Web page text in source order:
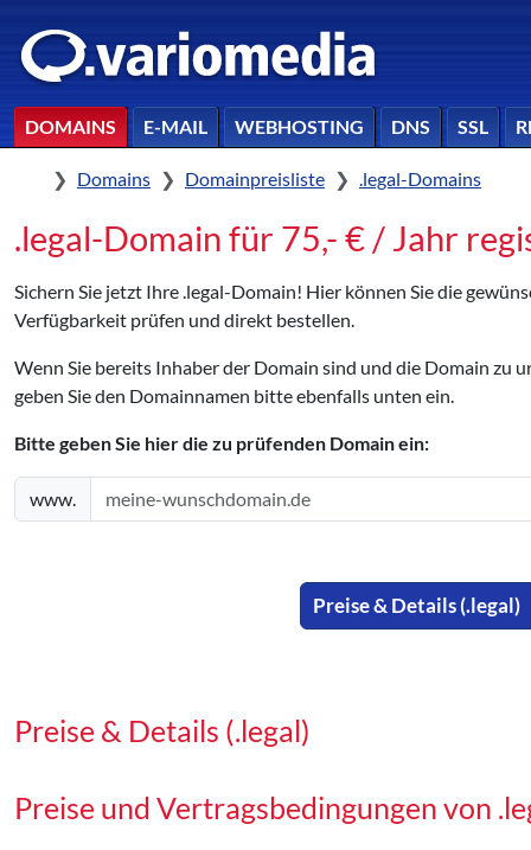
DOMAINS E-MAIL WEBHOSTING DNS SSL
HomeDomains Domainpreisliste .legal-Domains
.legal-Domain für 75,- € / Jahr
Sichern Sie jetzt Ihre .legal-Domain! Hier können Sie die
Verfügbarkeit prüfen und direkt bestellen.
Wenn Sie bereits Inhaber der Domain sind und die Domain zu
geben Sie den Domainnamen bitte ebenfalls unten ein.
Bitte geben Sie hier die zu prüfenden Domain ein:
www.
Preise & Details (.legal)
Preise & Details (.legal)
Preise und Vertragsbedingungen von